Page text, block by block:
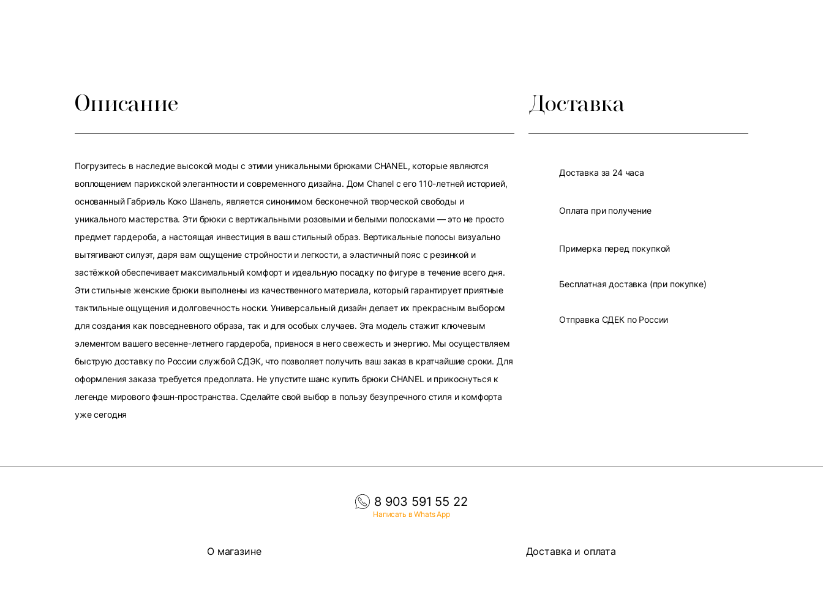
Описание
Погрузитесь в наследие высокой моды с этими уникальными брюками CHANEL, которые являются
воплощением парижской элегантности и современного дизайна. Дом Chanel с его 110-летней историей,
основанный Габриэль Коко Шанель, является синонимом бесконечной творческой свободы и
уникального мастерства. Эти брюки с вертикальными розовыми и белыми полосками — это не просто
предмет гардероба, а настоящая инвестиция в ваш стильный образ. Вертикальные полосы визуально
вытягивают силуэт, даря вам ощущение стройности и легкости, а эластичный пояс с резинкой и
застёжкой обеспечивает максимальный комфорт и идеальную посадку по фигуре в течение всего дня.
Эти стильные женские брюки выполнены из качественного материала, который гарантирует приятные
тактильные ощущения и долговечность носки. Универсальный дизайн делает их прекрасным выбором
для создания как повседневного образа, так и для особых случаев. Эта модель стажит ключевым
элементом вашего весенне-летнего гардероба, привнося в него свежесть и энергию. Мы осуществляем
быструю доставку по России службой СДЭК, что позволяет получить ваш заказ в кратчайшие сроки. Для
оформления заказа требуется предоплата. Не упустите шанс купить брюки CHANEL и прикоснуться к
легенде мирового фэшн-пространства. Сделайте свой выбор в пользу безупречного стиля и комфорта
уже сегодня
Доставка
Доставка за 24 часа
Оплата при получение
Примерка перед покупкой
Бесплатная доставка (при покупке)
Отправка СДЕК по России
8 903 591 55 22
Написать в Whats App
О магазине Доставка и оплата